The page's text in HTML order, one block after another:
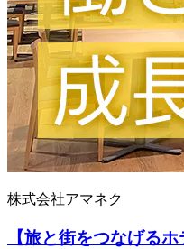
株式会社アマネク
【旅と街をつなげる